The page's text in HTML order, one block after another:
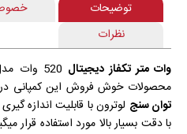
توضیحات
نظرات
وات متر تکفاز دیجیتال
محصولات خوش فروش این کمپانی در
توان سنج لوترون با قابلیت اندازه
با دقت بسیار بالا مورد استفاده قرار